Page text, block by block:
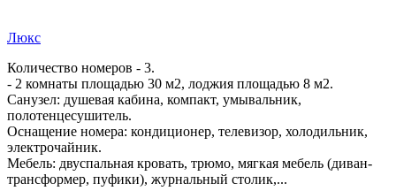
Люкс
Количество номеров - 3.
- 2 комнаты площадью 30 м2, лоджия площадью 8 м2.
Санузел: душевая кабина, компакт, умывальник,
полотенцесушитель.
Оснащение номера: кондиционер, телевизор, холодильник,
электрочайник.
Мебель: двуспальная кровать, трюмо, мягкая мебель (диван-
трансформер, пуфики), журнальный столик,...